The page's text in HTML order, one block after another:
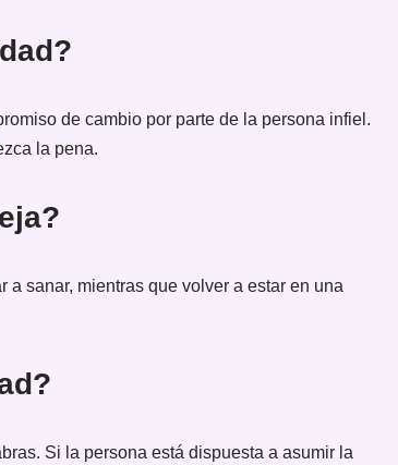
de cambio por parte de la persona infiel.
la pena.
sanar, mientras que volver a estar en una
Si la persona está dispuesta a asumir la